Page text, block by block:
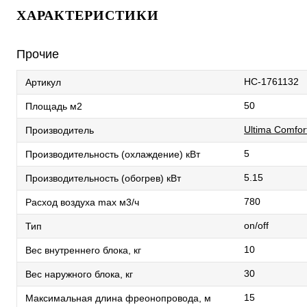
ХАРАКТЕРИСТИКИ
Прочие
Артикул НС-1761132
Площадь м2 50
Производитель Ultima
Производительность (охлаждение) кВт 5
Производительность (обогрев) кВт 5.15
Расход воздуха max м3/ч 780
Тип on/off
Вес внутреннего блока, кг 10
Вес наружного блока, кг 30
Максимальная длина фреонопровода, м 15